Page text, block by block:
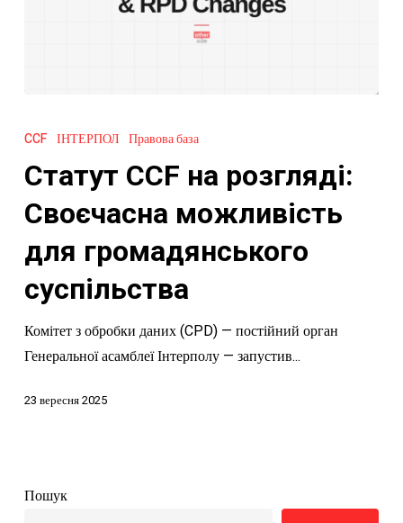
CCF
розгляді:
Своєчасна
для
громадянського
суспільства
CCF ІНТЕРПОЛ Правова база
Статут CCF на розгляді:
Своєчасна можливість
для громадянського
суспільства
Комітет з обробки даних (CPD) — постійний орган
Генеральної асамблеї Інтерполу — запустив...
23 вересня 2025
Пошук